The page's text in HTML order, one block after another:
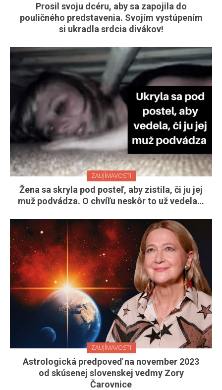
Prosil svoju dcéru, aby sa zapojila do
pouličného predstavenia. Svojím vystúpením
si ukradla srdcia divákov!
ZAUJÍMAVOSTI
Žena sa skryla pod posteľ, aby zistila, či ju jej
muž podvádza. O chvíľu neskôr to už vedela…
ZAUJÍMAVOSTI
Astrologická predpoveď na november 2023
od skúsenej slovenskej vedmy Zory
Čarovnice